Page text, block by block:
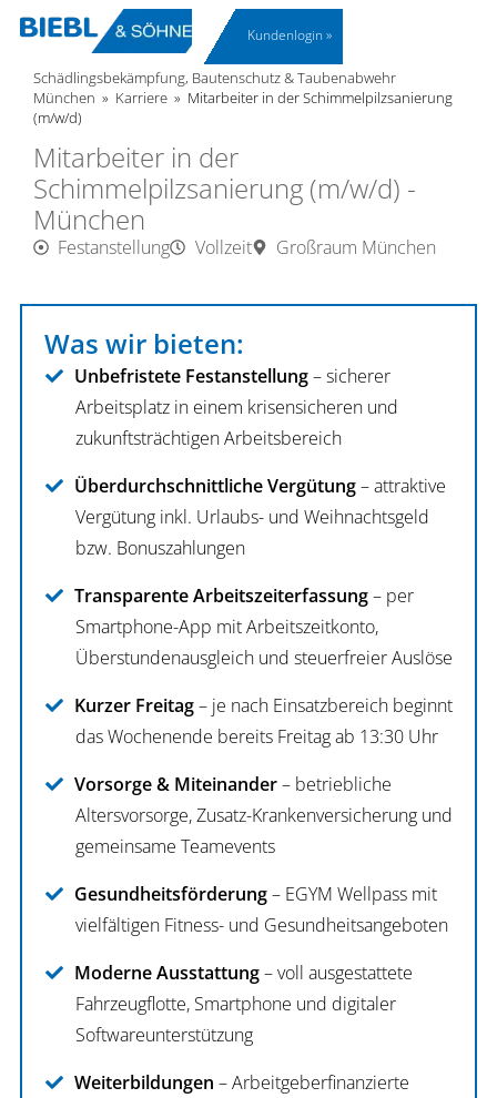
Kundenlogin »
Schädlingsbekämpfung, Bautenschutz & Taubenabwehr
München » Karriere » Mitarbeiter in der Schimmelpilzsanierung
(m/w/d)
Mitarbeiter in der
Schimmelpilzsanierung (m/w/d) -
München
Festanstellung Vollzeit Großraum München
Was wir bieten:
Unbefristete Festanstellung– sicherer
Arbeitsplatz in einem krisensicheren und
zukunftsträchtigen Arbeitsbereich
Überdurchschnittliche Vergütung– attraktive
Vergütung inkl. Urlaubs- und Weihnachtsgeld
bzw. Bonuszahlungen
Transparente Arbeitszeiterfassung– per
Smartphone-App mit Arbeitszeitkonto,
Überstundenausgleich und steuerfreier Auslöse
Kurzer Freitag– je nach Einsatzbereich beginnt
das Wochenende bereits Freitag ab 13:30 Uhr
Vorsorge & Miteinander– betriebliche
Altersvorsorge, Zusatz-Krankenversicherung und
gemeinsame Teamevents
Gesundheitsförderung– EGYM Wellpass mit
vielfältigen Fitness- und Gesundheitsangeboten
Moderne Ausstattung– voll ausgestattete
Fahrzeugflotte, Smartphone und digitaler
Softwareunterstützung
Weiterbildungen – Arbeitgeberfinanzierte